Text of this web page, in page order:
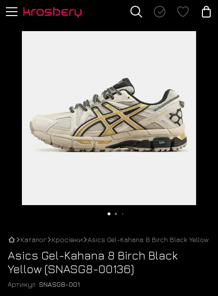
Каталог Кросівки Asics Gel-Kahana 8 Birch Black Yellow
Asics Gel-Kahana 8 Birch Black
Yellow (SNASG8-00136)
Артикул: SNASG8-001